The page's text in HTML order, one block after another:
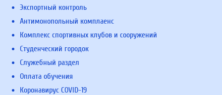
Экспортный контроль
Антимонопольный комплаенс
Комплекс спортивных клубов и сооружений
Студенческий городок
Служебный раздел
Оплата обучения
Коронавирус COVID-19